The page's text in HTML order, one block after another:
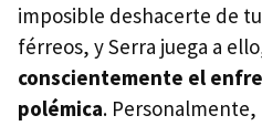
imposible deshacerte de
férreos, y Serra juega a
conscientemente el
polémica.